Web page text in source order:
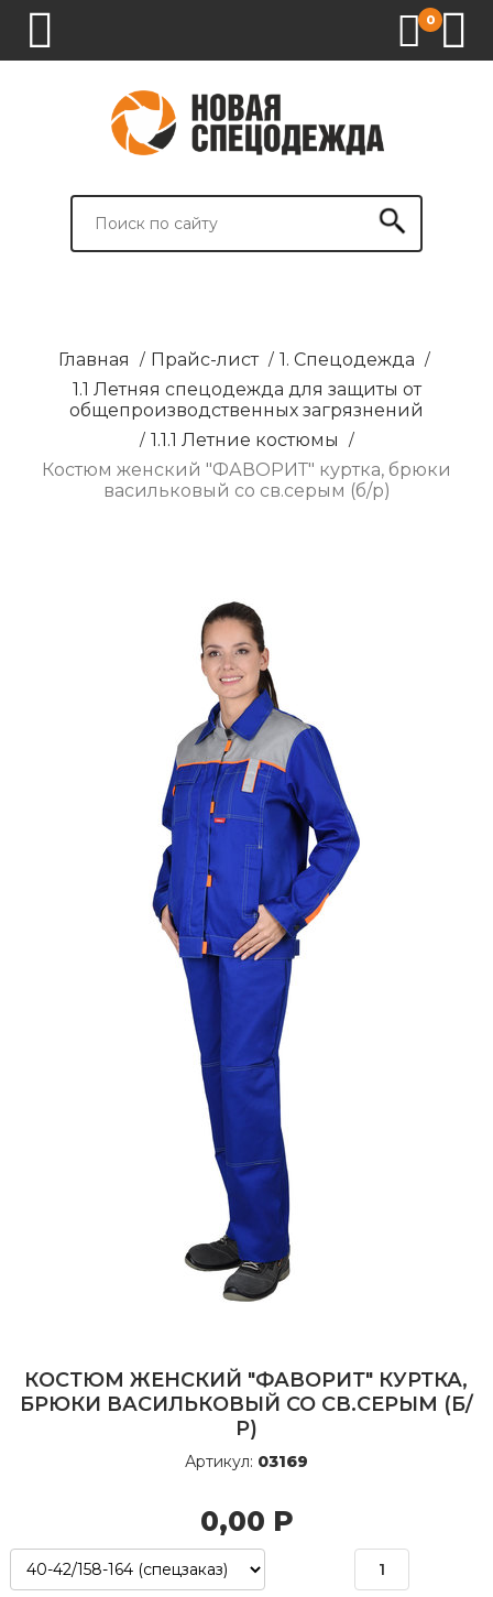
0
СПЕЦОДЕЖДА
СПЕЦОБУВЬ
СРЕДСТВА
ВСПОМОГАТЕЛЬНЫЕ
БРЕНДИРОВАНИЕ
Главная / Прайс-лист / 1. Спецодежда /
1.1 Летняя спецодежда для защиты от
общепроизводственных загрязнений
/ 1.1.1 Летние костюмы /
Костюм женский "ФАВОРИТ" куртка, брюки
васильковый со св.серым (б/р)
КОСТЮМ ЖЕНСКИЙ "ФАВОРИТ" КУРТКА,
БРЮКИ ВАСИЛЬКОВЫЙ СО СВ.СЕРЫМ (Б/
Р)
Артикул: 03169
0,00 Р